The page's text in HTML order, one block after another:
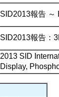
SID2013報告 ～
SID2013報告：
2013 SID
Display,